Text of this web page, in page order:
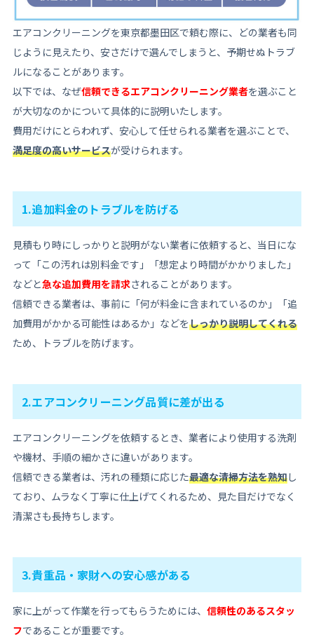
エアコンクリーニングを東京都墨田区で頼む際に、どの業者も同
じように見えたり、安さだけで選んでしまうと、予期せぬトラブ
ルになることがあります。
以下では、なぜ信頼できるエアコンクリーニング業者を選ぶこと
が大切なのかについて具体的に説明いたします。
費用だけにとらわれず、安心して任せられる業者を選ぶことで、
満足度の高いサービスが受けられます。
1.追加料金のトラブルを防げる
見積もり時にしっかりと説明がない業者に依頼すると、当日にな
って「この汚れは別料金です」「想定より時間がかかりました」
などと急な追加費用を請求されることがあります。
信頼できる業者は、事前に「何が料金に含まれているのか」「追
加費用がかかる可能性はあるか」などをしっかり説明してくれる
ため、トラブルを防げます。
2.エアコンクリーニング品質に差が出る
エアコンクリーニングを依頼するとき、業者により使用する洗剤
や機材、手順の細かさに違いがあります。
信頼できる業者は、汚れの種類に応じた最適な清掃方法を熟知し
ており、ムラなく丁寧に仕上げてくれるため、見た目だけでなく
清潔さも長持ちします。
3.貴重品・家財への安心感がある
家に上がって作業を行ってもらうためには、 信頼性のあるスタッ
フであることが重要です。